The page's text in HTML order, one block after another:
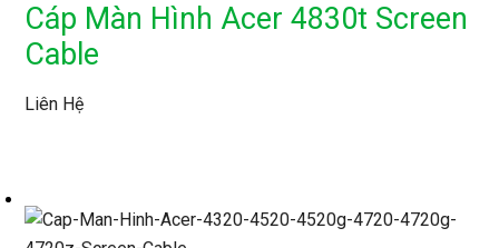
Cáp Màn Hình Acer 4830t Screen
Cable
Liên Hệ